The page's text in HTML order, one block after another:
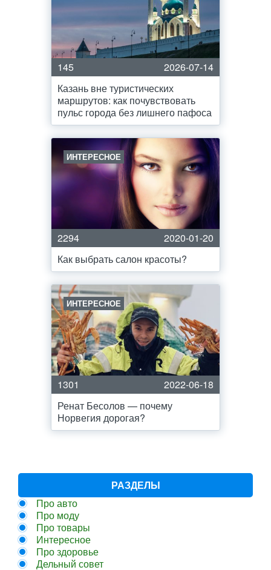
145
2026-07-14
Казань вне туристических
маршрутов: как почувствовать
пульс города без лишнего пафоса
ИНТЕРЕСНОЕ
2294
2020-01-20
Как выбрать салон красоты?
ИНТЕРЕСНОЕ
1301
2022-06-18
Ренат Бесолов — почему
Норвегия дорогая?
РАЗДЕЛЫ
Про авто
Про моду
Про товары
Интересное
Про здоровье
Дельный совет